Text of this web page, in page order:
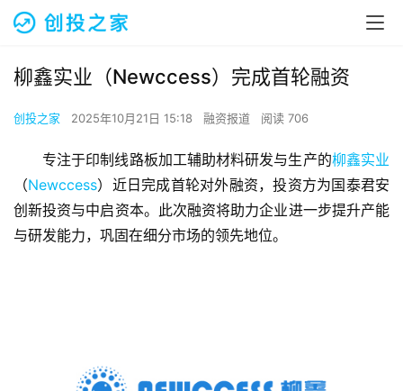
柳鑫实业（Newccess）完成首轮融资
创投之家 2025年10月21日 15:18 融资报道 阅读 706
专注于印制线路板加工辅助材料研发与生产的柳鑫实业
（Newccess）近日完成首轮对外融资，投资方为国泰君安
创新投资与中启资本。此次融资将助力企业进一步提升产能
与研发能力，巩固在细分市场的领先地位。